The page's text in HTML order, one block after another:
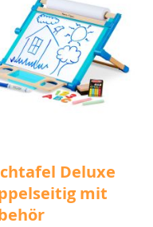
Deluxe
mit